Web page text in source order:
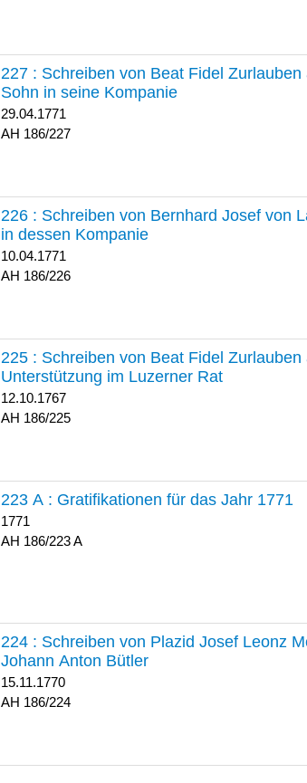
227 : Schreiben von Beat Fidel
Sohn in seine Kompanie
29.04.1771
186/227
226 : Schreiben von Bernhard Josef von
in dessen Kompanie
10.04.1771
186/226
225 : Schreiben von Beat Fidel
Unterstützung im Luzerner Rat
12.10.1767
186/225
223 A : Gratifikationen für das Jahr 1771
1771
186/223 A
224 : Schreiben von Plazid Josef Leonz
Johann Anton Bütler
15.11.1770
186/224